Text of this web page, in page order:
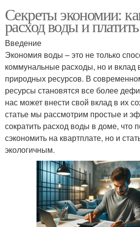
Секреты экономии:
расход воды и
Введение
Экономия воды – это не только
коммунальные расходы, но и вклад
природных ресурсов. В
ресурсы становятся все более
нас может внести свой вклад в их
статье мы рассмотрим простые и
сократить расход воды в доме, что
сэкономить на квартплате, но и
экологичным.